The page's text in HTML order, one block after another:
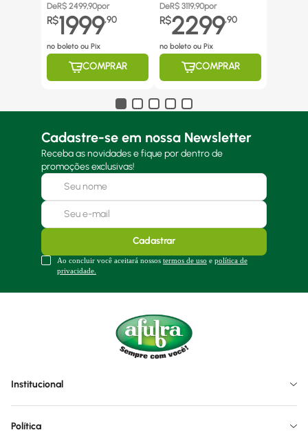
DeR$ 2499,90por
R$1999,90
no boleto ou Pix
COMPRAR
DeR$ 3119,90por
R$2299,90
no boleto ou Pix
COMPRAR
Cadastre-se em nossa Newsletter
Receba as novidades e fique por dentro de
promoções exclusivas!
Cadastrar
Ao concluir você aceitará nossos termos de uso e política de
privacidade.
Institucional
Política